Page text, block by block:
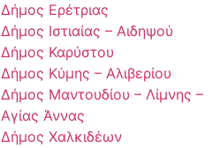
Δήμος Ερέτριας
Δήμος Ιστιαίας – Αιδηψού
Δήμος Καρύστου
Δήμος Κύμης – Αλιβερίου
Δήμος Μαντουδίου – Λίμνης –
Αγίας Άννας
Δήμος Χαλκιδέων